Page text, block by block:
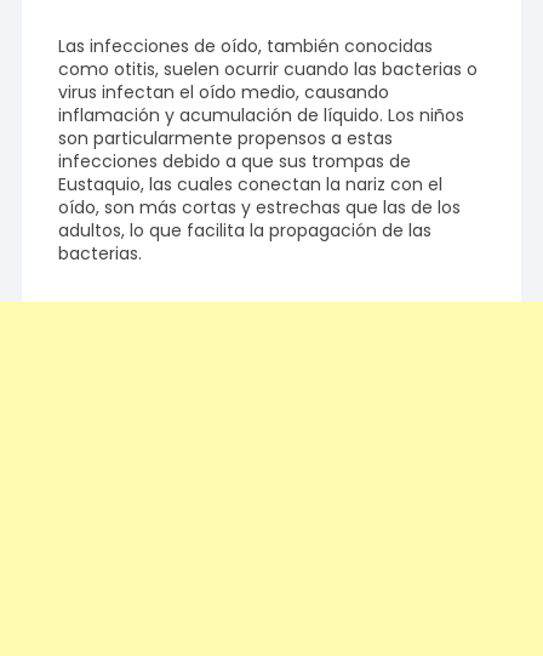
Las infecciones de oído, también conocidas
como otitis, suelen ocurrir cuando las bacterias o
virus infectan el oído medio, causando
inflamación y acumulación de líquido. Los niños
son particularmente propensos a estas
infecciones debido a que sus trompas de
Eustaquio, las cuales conectan la nariz con el
oído, son más cortas y estrechas que las de los
adultos, lo que facilita la propagación de las
bacterias.